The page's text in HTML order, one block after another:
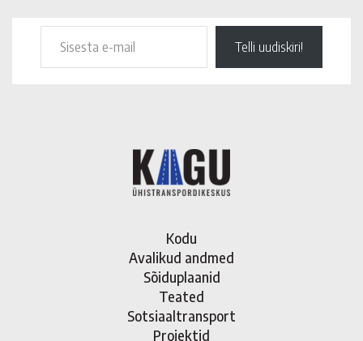
Telli uudiskiri!
Kodu
Avalikud andmed
Sõiduplaanid
Teated
Sotsiaaltransport
Projektid